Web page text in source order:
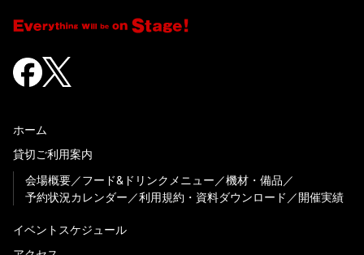
ホーム
貸切ご利用案内
会場概要
フード&ドリンクメニュー
機材・備品
予約状況カレンダー
利用規約・資料ダウンロード 開催実績
イベントスケジュール